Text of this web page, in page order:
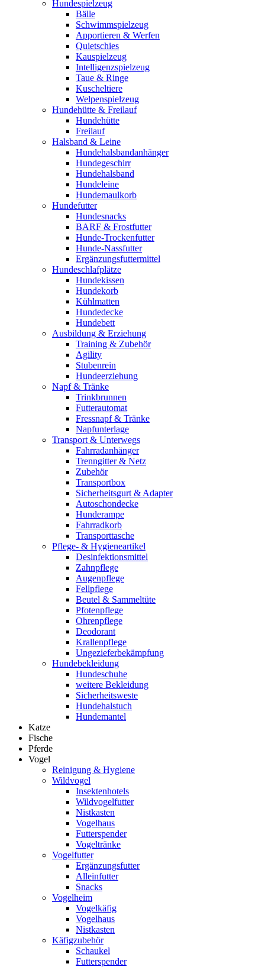
Hundespielzeug
Bälle
Schwimmspielzeug
Apportieren & Werfen
Quietschies
Kauspielzeug
Intelligenzspielzeug
Taue & Ringe
Kuscheltiere
Welpenspielzeug
Hundehütte & Freilauf
Hundehütte
Freilauf
Halsband & Leine
Hundehalsbandanhänger
Hundegeschirr
Hundehalsband
Hundeleine
Hundemaulkorb
Hundefutter
Hundesnacks
BARF & Frostfutter
Hunde-Trockenfutter
Hunde-Nassfutter
Ergänzungsfuttermittel
Hundeschlafplätze
Hundekissen
Hundekorb
Kühlmatten
Hundedecke
Hundebett
Ausbildung & Erziehung
Training & Zubehör
Agility
Stubenrein
Hundeerziehung
Napf & Tränke
Trinkbrunnen
Futterautomat
Fressnapf & Tränke
Napfunterlage
Transport & Unterwegs
Fahrradanhänger
Trenngitter & Netz
Zubehör
Transportbox
Sicherheitsgurt & Adapter
Autoschondecke
Hunderampe
Fahrradkorb
Transporttasche
Pflege- & Hygieneartikel
Desinfektionsmittel
Zahnpflege
Augenpflege
Fellpflege
Beutel & Sammeltüte
Pfotenpflege
Ohrenpflege
Deodorant
Krallenpflege
Ungezieferbekämpfung
Hundebekleidung
Hundeschuhe
weitere Bekleidung
Sicherheitsweste
Hundehalstuch
Hundemantel
Katze
Fische
Pferde
Vogel
Reinigung & Hygiene
Wildvogel
Insektenhotels
Wildvogelfutter
Nistkasten
Vogelhaus
Futterspender
Vogeltränke
Vogelfutter
Ergänzungsfutter
Alleinfutter
Snacks
Vogelheim
Vogelkäfig
Vogelhaus
Nistkasten
Käfigzubehör
Schaukel
Futterspender